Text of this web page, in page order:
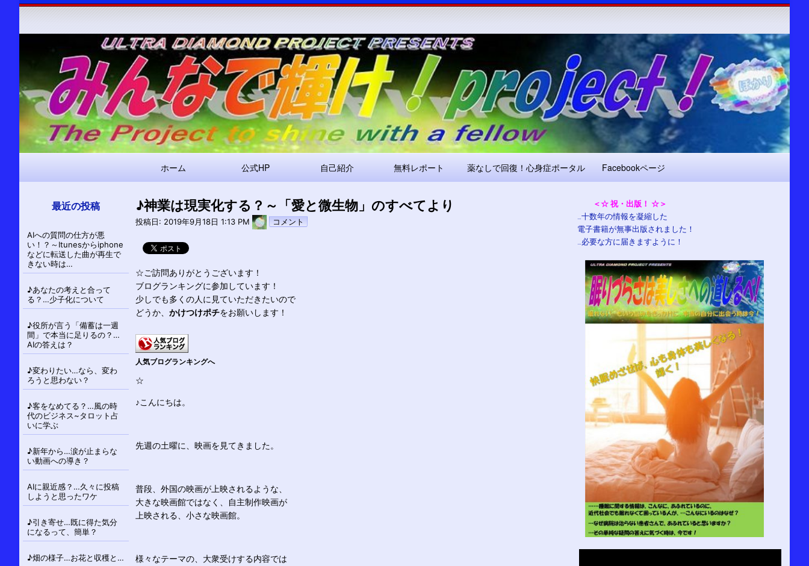
コ
ン
ツ
キ
ッ
プ
ゲ
ー
シ
ョ
ン
ホーム 公式HP 自己紹介 無料レポート 薬なしで回復！心身症ポータル Facebookページ
♪神業は現実化する？～「愛と微生物」のすべてより
投稿日: 2019年9月18日 1:13 PM pokari7
コメント
☆ご訪問ありがとうございます！
ブログランキングに参加しています！
少しでも多くの人に見ていただきたいので
どうか、 かけつけポチをお願いします！
人気ブログランキングへ
☆
♪こんにちは。
先週の土曜に、映画を見てきました。
普段、外国の映画が上映されるような、
大きな映画館ではなく、自主制作映画が
上映される、小さな映画館。
様々なテーマの、大衆受けする内容では
＜☆ 祝・出版！ ☆＞
…十数年の情報を凝縮した
電子書籍が無事出版されました！
…必要な方に届きますように！
最近の投稿
AIへの質問の仕方が悪
い！？～Itunesからiphone
などに転送した曲が再生で
きない時は…
♪あなたの考えと合って
る？…少子化について
♪役所が言う「備蓄は一週
間」で本当に足りるの？…
AIの答えは？
♪変わりたい…なら、変わ
ろうと思わない？
♪客をなめてる？…風の時
代のビジネス~タロット占
いに学ぶ
♪新年から…涙が止まらな
い動画への導き？
AIに親近感？…久々に投稿
しようと思ったワケ
♪引き寄せ…既に得た気分
になるって、簡単？
♪畑の様子…お花と収穫と…